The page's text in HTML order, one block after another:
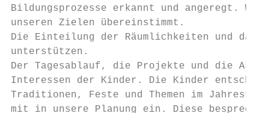
Bildungsprozesse erkannt und angeregt.
unseren Zielen übereinstimmt.
Die Einteilung der Räumlichkeiten und das
unterstützen.
Der Tagesablauf, die Projekte und die
Interessen der Kinder. Die Kinder
Traditionen, Feste und Themen im
mit in unsere Planung ein. Diese